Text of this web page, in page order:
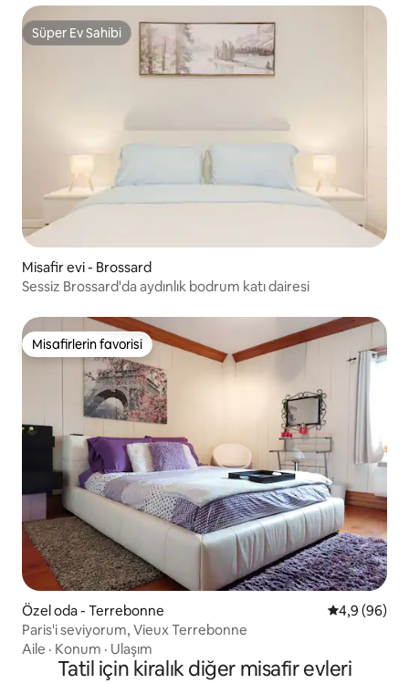
Süper Ev Sahibi
Süper Ev Sahibi
Misafir evi - Brossard
Sessiz Brossard'da aydınlık bodrum katı dairesi
Misafirlerin favorisi
Misafirlerin favorisi
Özel oda - Terrebonne 5 üzerinden
4,9 (96)
Paris'i seviyorum, Vieux Terrebonne
Aile · Konum · Ulaşım
Tatil için kiralık diğer misafir evleri